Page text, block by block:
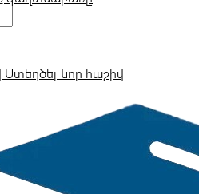
Ստեղծել նոր հաշիվ